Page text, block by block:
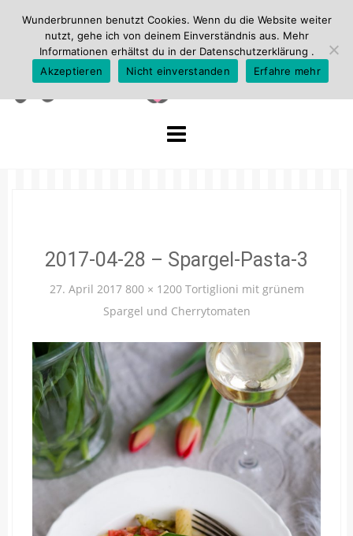
2017-04-28 – Spargel-Pasta-3
27. April 2017 800 × 1200 Tortiglioni mit grünem
Spargel und Cherrytomaten
Wunderbrunnen benutzt Cookies. Wenn du die Website weiter
nutzt, gehe ich von deinem Einverständnis aus. Mehr
Informationen erhältst du in der Datenschutzerklärung .
Akzeptieren
Nicht einverstanden Erfahre mehr